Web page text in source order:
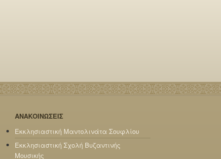
ΑΝΑΚΟΙΝΩΣΕΙΣ
Εκκλησιαστική Μαντολινάτα Σουφλίου
Εκκλησιαστική Σχολή Βυζαντινής
Μουσικής